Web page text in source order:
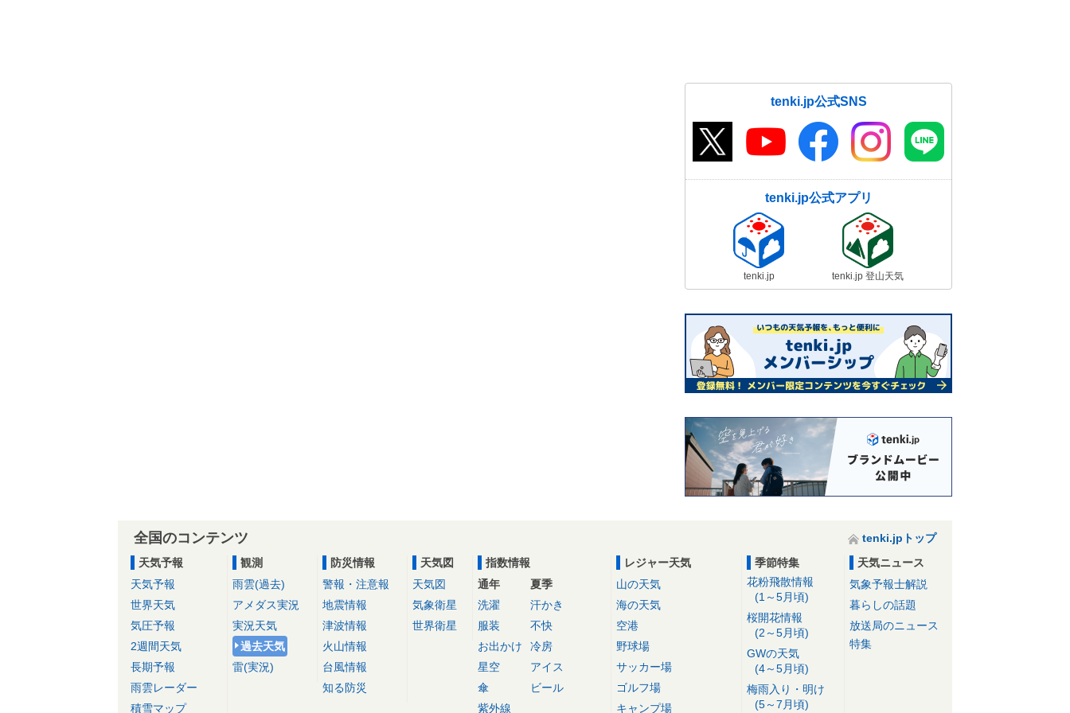
tenki.jp公式SNS
tenki.jp公式アプリ
tenki.jp tenki.jp 登山天気
全国のコンテンツ
tenki.jpトップ
天気予報
天気予報
世界天気
気圧予報
2週間天気
長期予報
雨雲レーダー
積雪マップ
観測
雨雲(過去)
アメダス実況
実況天気
過去天気
雷(実況)
防災情報
警報・注意報
地震情報
津波情報
火山情報
台風情報
知る防災
天気図
天気図
気象衛星
世界衛星
指数情報
通年
洗濯
服装
お出かけ
星空
傘
紫外線
夏季
汗かき
不快
冷房
アイス
ビール
レジャー天気
山の天気
海の天気
空港
野球場
サッカー場
ゴルフ場
キャンプ場
季節特集
花粉飛散情報
(1～5月頃)
桜開花情報
(2～5月頃)
GWの天気
(4～5月頃)
梅雨入り・明け
(5～7月頃)
天気ニュース
気象予報士解説
暮らしの話題
放送局のニュース
特集